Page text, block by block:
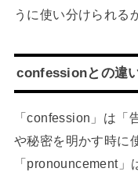
うに使い分けられる
confessionとの違
「confession」は「
や秘密を明かす時に
「pronouncement」